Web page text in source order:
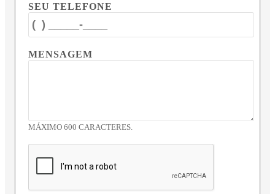
SEU TELEFONE
MENSAGEM
MÁXIMO 600 CARACTERES.